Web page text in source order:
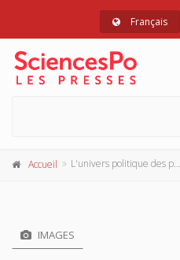
Français
Accueil L'univers politique des paysans dans la France contemporaine
IMAGES